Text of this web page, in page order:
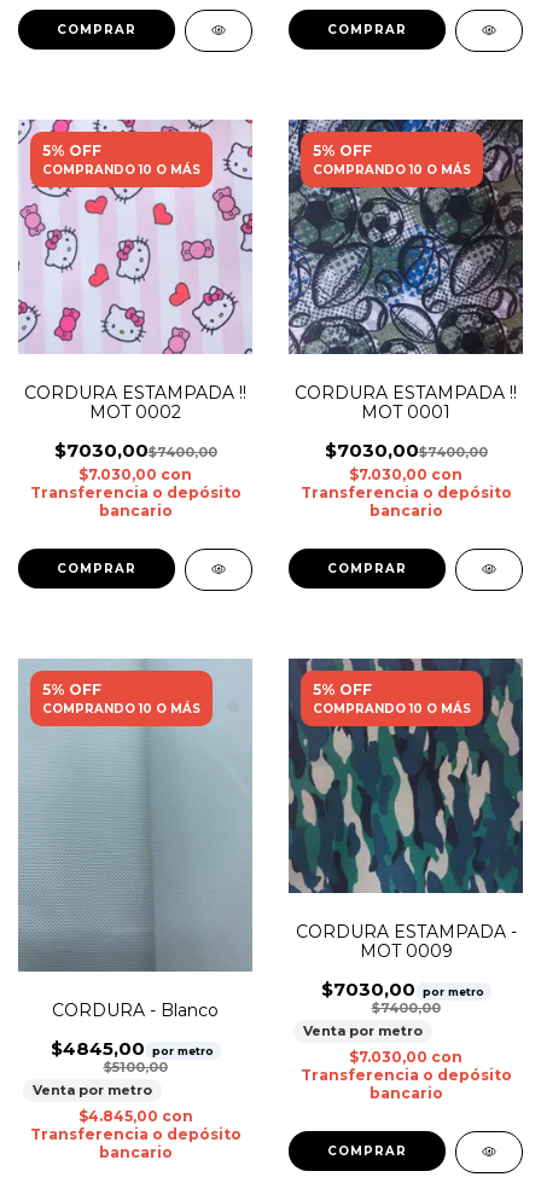
5% OFF
COMPRANDO 10 O MÁS
CORDURA ESTAMPADA !!
MOT 0002
$7030,00$7400,00
$7.030,00 con
Transferencia o depósito
bancario
5% OFF
COMPRANDO 10 O MÁS
CORDURA ESTAMPADA !!
MOT 0001
$7030,00$7400,00
$7.030,00 con
Transferencia o depósito
bancario
5% OFF
COMPRANDO 10 O MÁS
CORDURA - Blanco
$4845,00 por metro
$5100,00
Venta por metro
$4.845,00 con
Transferencia o depósito
bancario
5% OFF
COMPRANDO 10 O MÁS
CORDURA ESTAMPADA -
MOT 0009
$7030,00 por metro
$7400,00
Venta por metro
$7.030,00 con
Transferencia o depósito
bancario